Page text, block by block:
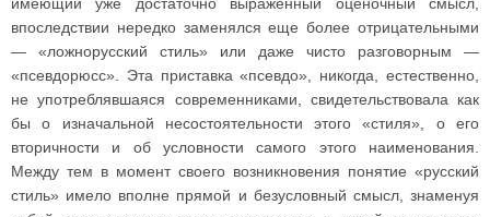
впоследствии нередко заменялся еще более отрицательными
— «ложнорусский стиль» или даже чисто разговорным —
«псевдорюсс». Эта приставка «псевдо», никогда, естественно,
не употреблявшаяся современниками, свидетельствовала как
бы о изначальной несостоятельности этого «стиля», о его
вторичности и об условности самого этого наименования.
Между тем в момент своего возникновения понятие «русский
стиль» имело вполне прямой и безусловный смысл, знаменуя